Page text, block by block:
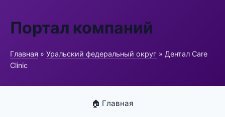
Портал компаний
Главная » Уральский федеральный округ » Дентал Care
Clinic
🏠 Главная